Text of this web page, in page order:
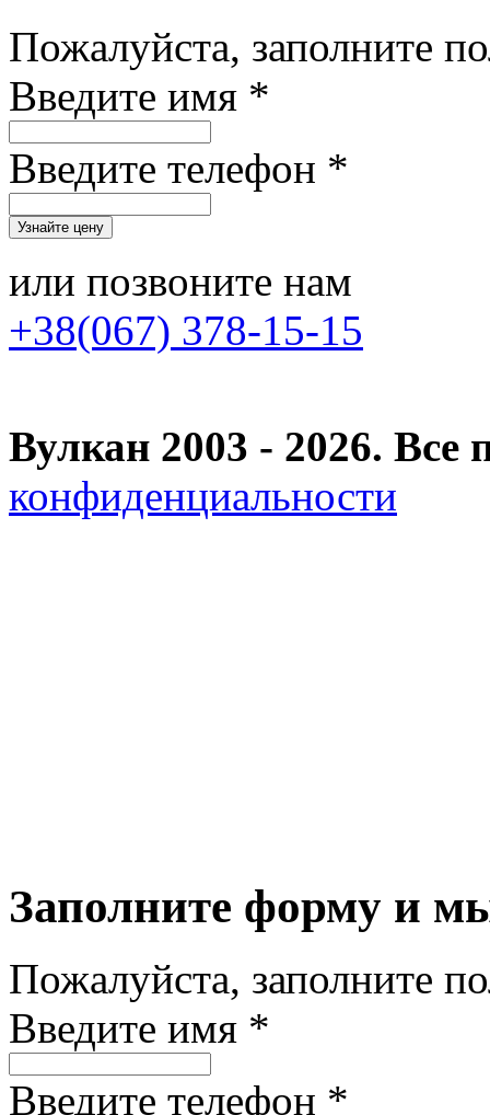
Пожалуйста, заполните
Введите имя *
Введите телефон *
или позвоните нам
+38(067) 378-15-15
Вулкан 2003 - 2026.
конфиденциальности
Заполните форму и
Пожалуйста, заполните
Введите имя *
Введите телефон *